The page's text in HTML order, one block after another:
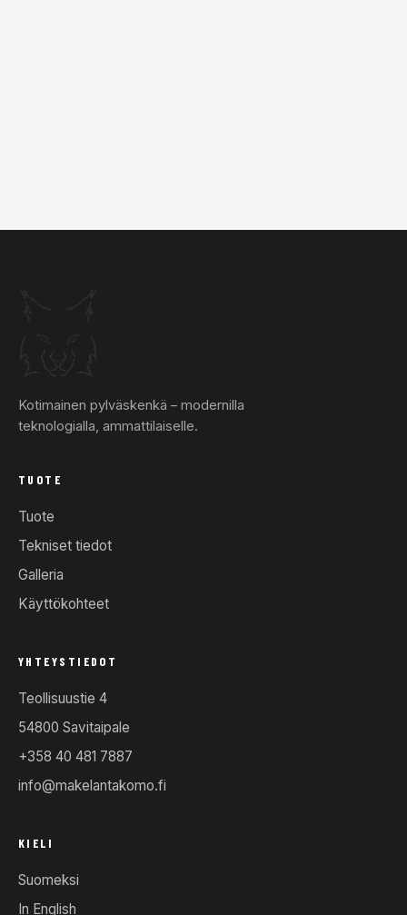
Kotimainen pylväskenkä – modernilla
teknologialla, ammattilaiselle.
TUOTE
Tuote
Tekniset tiedot
Galleria
Käyttökohteet
YHTEYSTIEDOT
Teollisuustie 4
54800 Savitaipale
+358 40 481 7887
info@makelantakomo.fi
KIELI
Suomeksi
In English